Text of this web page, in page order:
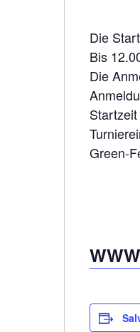
Die
Bis
Die
Green-